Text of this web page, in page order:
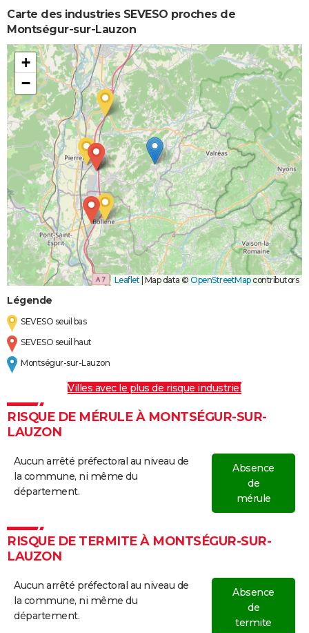
Carte des industries SEVESO proches de
Montségur-sur-Lauzon
+
−
Leaflet Map data © OpenStreetMapcontributors
Légende
SEVESO seuil bas
SEVESO seuil haut
Montségur-sur-Lauzon
Villes avec le plus de risque industriel
RISQUE DE MÉRULE À MONTSÉGUR-SUR-
LAUZON
Aucun arrêté préfectoral au niveau de
la commune, ni même du
département.
Absence
de
mérule
RISQUE DE TERMITE À MONTSÉGUR-SUR-
LAUZON
Aucun arrêté préfectoral au niveau de
la commune, ni même du
département.
Absence
de
termite